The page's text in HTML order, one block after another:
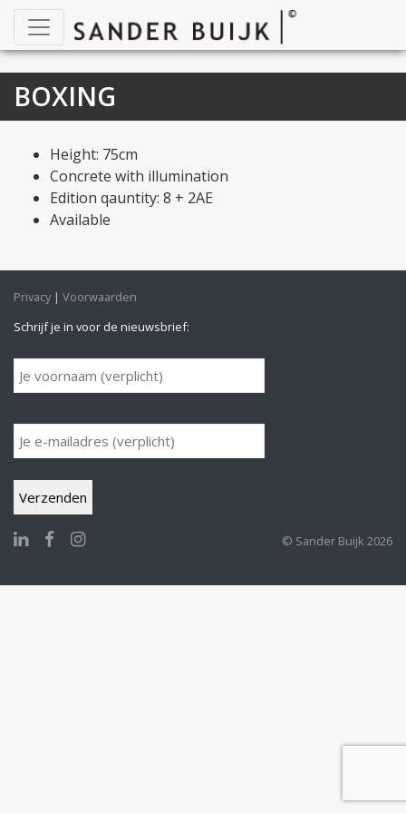
BOXING
Height: 75cm
Concrete with illumination
Edition qauntity: 8 + 2AE
Available
Privacy
Voorwaarden
Schrijf je in voor de nieuwsbrief:
© Sander Buijk 2026